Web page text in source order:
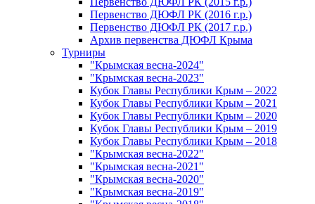
Первенство ДЮФЛ РК (2016 г.р.)
Первенство ДЮФЛ РК (2017 г.р.)
Архив первенства ДЮФЛ Крыма
Турниры
"Крымская весна-2024"
"Крымская весна-2023"
Кубок Главы Республики Крым – 2022
Кубок Главы Республики Крым – 2021
Кубок Главы Республики Крым – 2020
Кубок Главы Республики Крым – 2019
Кубок Главы Республики Крым – 2018
"Крымская весна-2022"
"Крымская весна-2021"
"Крымская весна-2020"
"Крымская весна-2019"